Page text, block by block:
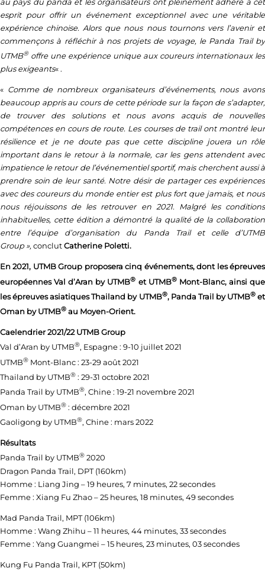
esprit pour offrir un événement exceptionnel avec une véritable
expérience chinoise. Alors que nous nous tournons vers l’avenir et
commençons à réfléchir à nos projets de voyage, le Panda Trail by
UTMB®offre une expérience unique aux coureurs internationaux les
plus exigeants« .
« Comme de nombreux organisateurs d’événements, nous avons
beaucoup appris au cours de cette période sur la façon de s’adapter,
de trouver des solutions et nous avons acquis de nouvelles
compétences en cours de route. Les courses de trail ont montré leur
résilience et je ne doute pas que cette discipline jouera un rôle
important dans le retour à la normale, car les gens attendent avec
impatience le retour de l’événementiel sportif, mais cherchent aussi à
prendre soin de leur santé. Notre désir de partager ces expériences
avec des coureurs du monde entier est plus fort que jamais, et nous
nous réjouissons de les retrouver en 2021. Malgré les conditions
inhabituelles, cette édition a démontré la qualité de la collaboration
entre l’équipe d’organisation du Panda Trail et celle d’UTMB
Group »,conclutCatherine Poletti.
En 2021, UTMB Group proposera cinq événements, dont les épreuves
européennes Val d’Aran by UTMB® et UTMB®Mont-Blanc, ainsi que
les épreuves asiatiques Thailand by UTMB®, Panda Trail by UTMB®et
Oman by UTMB® au Moyen-Orient.
Caelendrier 2021/22 UTMB Group
Val d’Aran by UTMB®, Espagne : 9-10 juillet 2021
UTMB® Mont-Blanc : 23-29 août 2021
Thailand by UTMB® : 29-31 octobre 2021
Panda Trail by UTMB®, Chine : 19-21 novembre 2021
Oman by UTMB® : décembre 2021
Gaoligong by UTMB®, Chine : mars 2022
Résultats
Panda Trail by UTMB® 2020
Dragon Panda Trail, DPT (160km)
Homme : Liang Jing – 19 heures, 7 minutes, 22 secondes
Femme : Xiang Fu Zhao – 25 heures, 18 minutes, 49 secondes
Mad Panda Trail, MPT (106km)
Homme : Wang Zhihu – 11 heures, 44 minutes, 33 secondes
Femme : Yang Guangmei – 15 heures, 23 minutes, 03 secondes
Kung Fu Panda Trail, KPT (50km)